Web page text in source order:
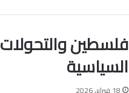
فلسطين والتحولات
السياسية